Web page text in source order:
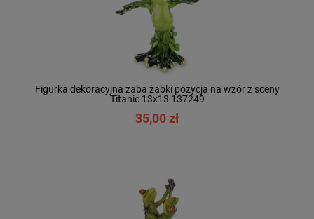
Figurka dekoracyjna żaba żabki pozycja na wzór z sceny
Titanic 13x13 137249
35,00 zł